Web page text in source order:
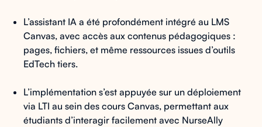
L’assistant IA a été profondément intégré au LMS
Canvas, avec accès aux contenus pédagogiques :
pages, fichiers, et même ressources issues d’outils
EdTech tiers.
L’implémentation s’est appuyée sur un déploiement
via LTI au sein des cours Canvas, permettant aux
étudiants d’interagir facilement avec NurseAlly